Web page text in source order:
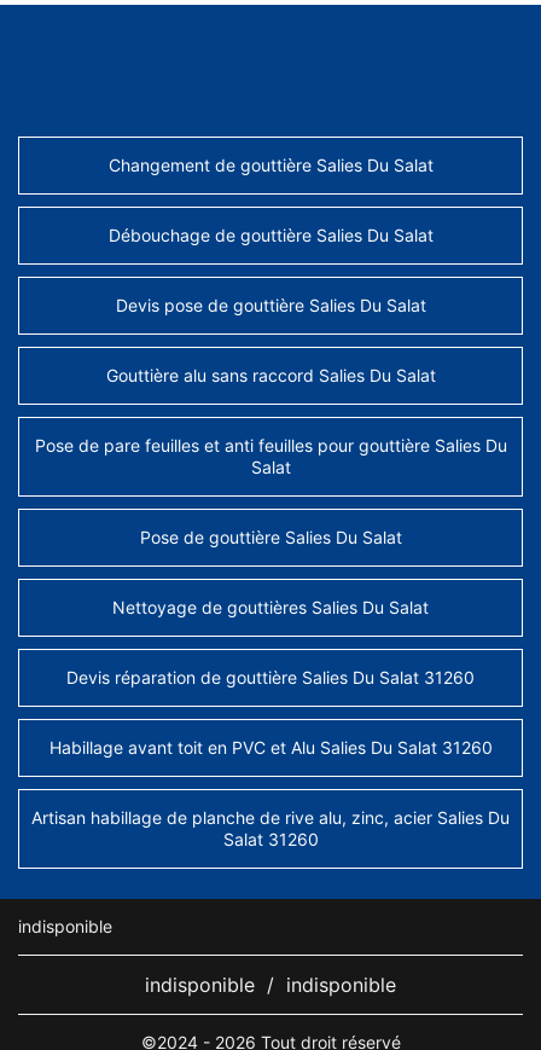
Changement de gouttière Salies Du Salat
Débouchage de gouttière Salies Du Salat
Devis pose de gouttière Salies Du Salat
Gouttière alu sans raccord Salies Du Salat
Pose de pare feuilles et anti feuilles pour gouttière Salies Du
Salat
Pose de gouttière Salies Du Salat
Nettoyage de gouttières Salies Du Salat
Devis réparation de gouttière Salies Du Salat 31260
Habillage avant toit en PVC et Alu Salies Du Salat 31260
Artisan habillage de planche de rive alu, zinc, acier Salies Du
Salat 31260
indisponible
indisponible / indisponible
©2024 - 2026 Tout droit réservé